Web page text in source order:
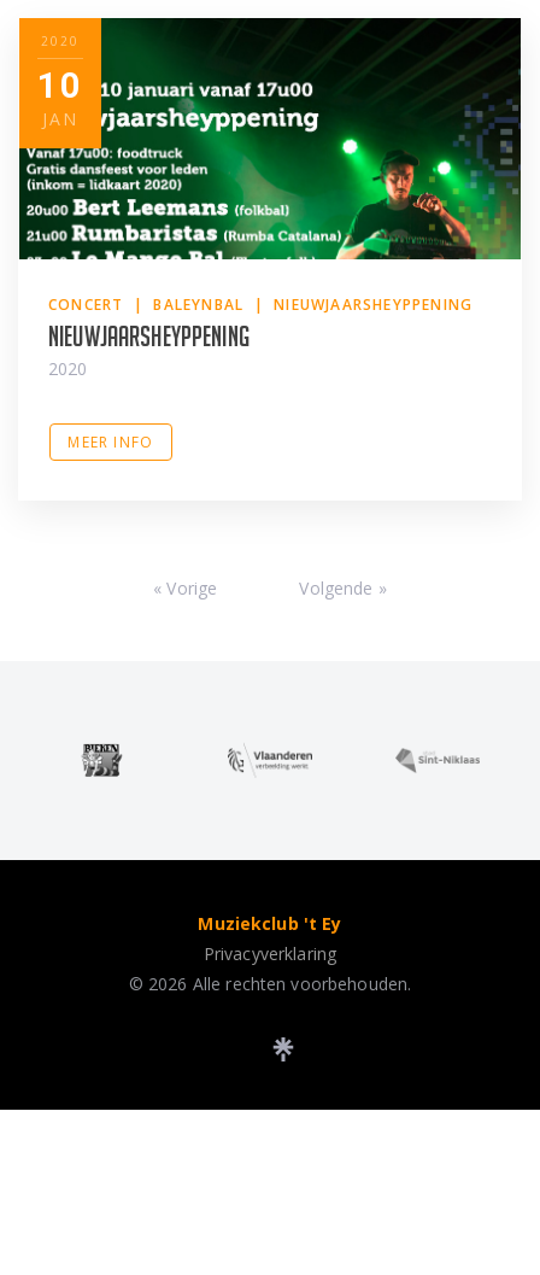
2020
10
JAN
CONCERT | BALEYNBAL | NIEUWJAARSHEYPPENING
Nieuwjaarsheyppening
2020
MEER INFO
« Vorige Volgende »
Muziekclub 't Ey
Privacyverklaring
© 2026 Alle rechten voorbehouden.